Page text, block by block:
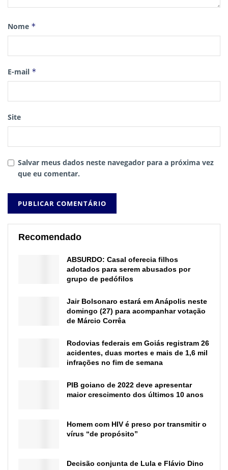
Nome *
E-mail *
Site
Salvar meus dados neste navegador para a próxima vez
que eu comentar.
Recomendado
ABSURDO: Casal oferecia filhos
adotados para serem abusados por
grupo de pedófilos
Jair Bolsonaro estará em Anápolis neste
domingo (27) para acompanhar votação
de Márcio Corrêa
Rodovias federais em Goiás registram 26
acidentes, duas mortes e mais de 1,6 mil
infrações no fim de semana
PIB goiano de 2022 deve apresentar
maior crescimento dos últimos 10 anos
Homem com HIV é preso por transmitir o
vírus “de propósito”
Decisão conjunta de Lula e Flávio Dino